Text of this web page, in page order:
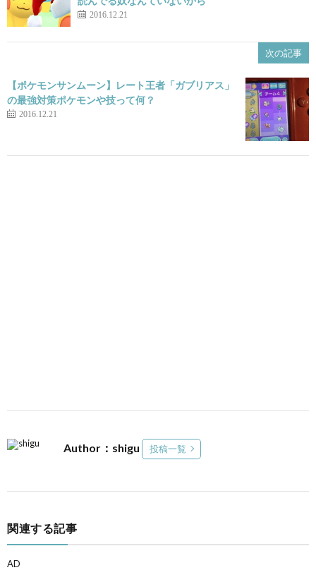
2016.12.21
次の記事
【ポケモンサンムーン】レート王者「ガブリアス」
の最強対策ポケモンや技って何？
2016.12.21
Author：shigu 投稿一覧
関連する記事
AD